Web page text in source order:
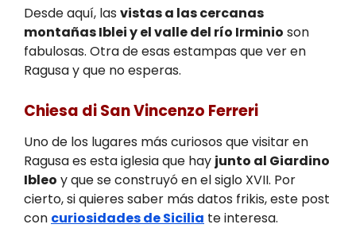
Desde aquí, las vistas a las cercanas
montañas Iblei y el valle del río Irminio son
fabulosas. Otra de esas estampas que ver en
Ragusa y que no esperas.
Chiesa di San Vincenzo Ferreri
Uno de los lugares más curiosos que visitar en
Ragusa es esta iglesia que hay junto al Giardino
Ibleo y que se construyó en el siglo XVII. Por
cierto, si quieres saber más datos frikis, este post
con curiosidades de Sicilia te interesa.